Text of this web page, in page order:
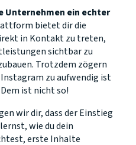
Unternehmen ein echter
bietet dir die
in Kontakt zu treten,
sichtbar zu
Trotzdem zögern
zu aufwendig ist
ist nicht so!
wir dir, dass der Einstieg
wie du dein
erste Inhalte